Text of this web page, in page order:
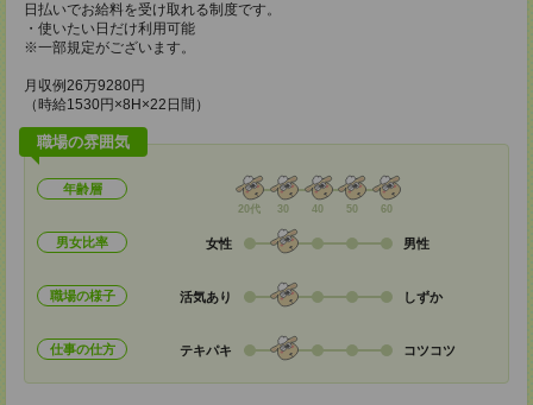
日払いでお給料を受け取れる制度です。
・使いたい日だけ利用可能
※一部規定がございます。
月収例26万9280円
（時給1530円×8H×22日間）
職場の雰囲気
年齢層
20代 30 40 50 60
男女比率 女性 男性
職場の様子 活気あり しずか
仕事の仕方 テキパキ コツコツ